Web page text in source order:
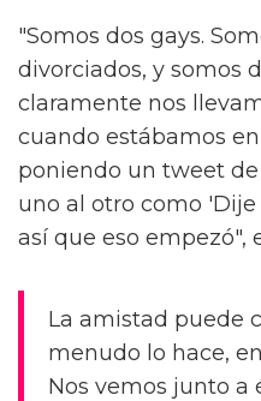
"Somos dos gays.
divorciados, y somos
claramente nos
cuando estábamos
poniendo un tweet
uno al otro como 'Dije
así que eso empezó",
La amistad puede
menudo lo hace,
Nos vemos junto a